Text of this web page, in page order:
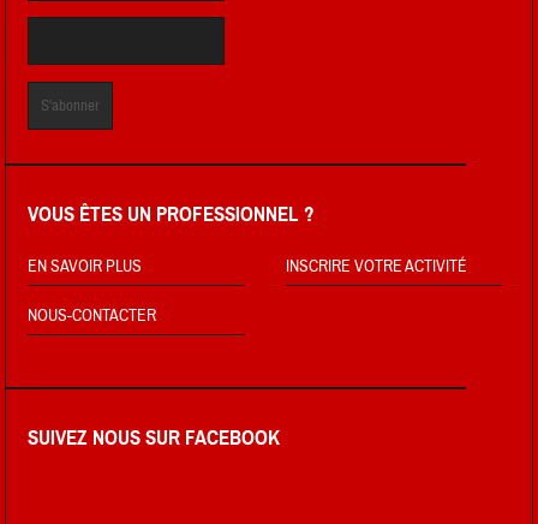
VOUS ÊTES UN PROFESSIONNEL ?
EN SAVOIR PLUS INSCRIRE VOTRE ACTIVITÉ
NOUS-CONTACTER
SUIVEZ NOUS SUR FACEBOOK